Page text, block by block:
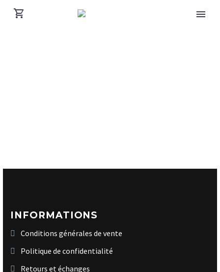
INFORMATIONS
Conditions générales de vente
Politique de confidentialité
Retours et échanges